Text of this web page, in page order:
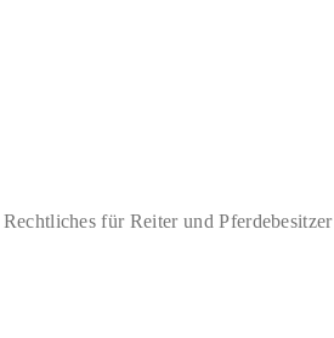
Rechtliches für Reiter und Pferdebesitzer